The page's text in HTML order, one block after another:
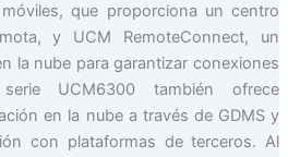
que proporciona un centro
y UCM RemoteConnect, un
la nube para garantizar conexiones
UCM6300 también ofrece
en la nube a través de GDMS y
con plataformas de terceros. Al